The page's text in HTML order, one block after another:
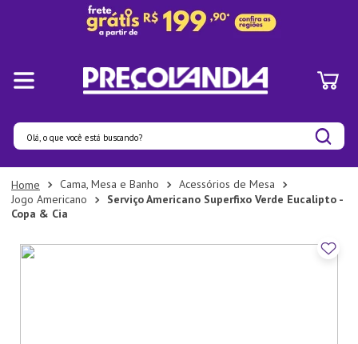
Olá, o que você está buscando?
Cama, Mesa e Banho
Acessórios de Mesa
Jogo Americano
Serviço Americano Superfixo Verde Eucalipto -
Copa & Cia
Termos mais buscados
1 º
Panelas
3